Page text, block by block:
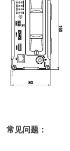
常见问题：